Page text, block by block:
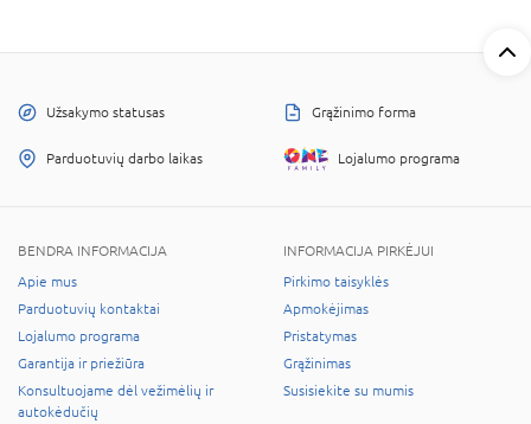
Užsakymo statusas Grąžinimo forma
Parduotuvių darbo laikas Lojalumo programa
BENDRA INFORMACIJA
Apie mus
Parduotuvių kontaktai
Lojalumo programa
Garantija ir priežiūra
Konsultuojame dėl vežimėlių ir
autokėdučių
INFORMACIJA PIRKĖJUI
Pirkimo taisyklės
Apmokėjimas
Pristatymas
Grąžinimas
Susisiekite su mumis